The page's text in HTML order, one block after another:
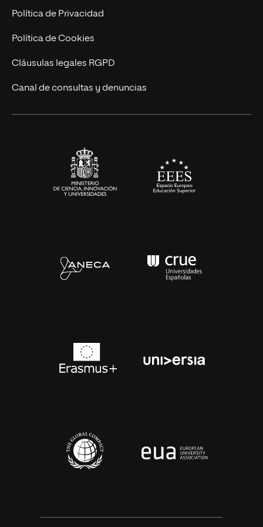
Postgrados
Cursos Universitarios
Trabaja en UNIR
Actualidad
UNIR Revista
Eventos
Política de Privacidad
Política de Cookies
Cláusulas legales RGPD
Canal de consultas y denuncias